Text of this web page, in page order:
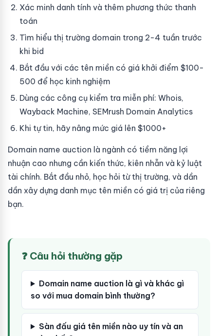
Xác minh danh tính và thêm phương thức thanh
toán
Tìm hiểu thị trường domain trong 2-4 tuần trước
khi bid
Bắt đầu với các tên miền có giá khởi điểm $100-
500 để học kinh nghiệm
Dùng các công cụ kiểm tra miễn phí: Whois,
Wayback Machine, SEMrush Domain Analytics
Khi tự tin, hãy nâng mức giá lên $1000+
Domain name auction là ngành có tiềm năng lợi
nhuận cao nhưng cần kiến thức, kiên nhẫn và kỷ luật
tài chính. Bắt đầu nhỏ, học hỏi từ thị trường, và dần
dần xây dựng danh mục tên miền có giá trị của riêng
bạn.
❓ Câu hỏi thường gặp
Domain name auction là gì và khác gì
so với mua domain bình thường?
Sàn đấu giá tên miền nào uy tín và an